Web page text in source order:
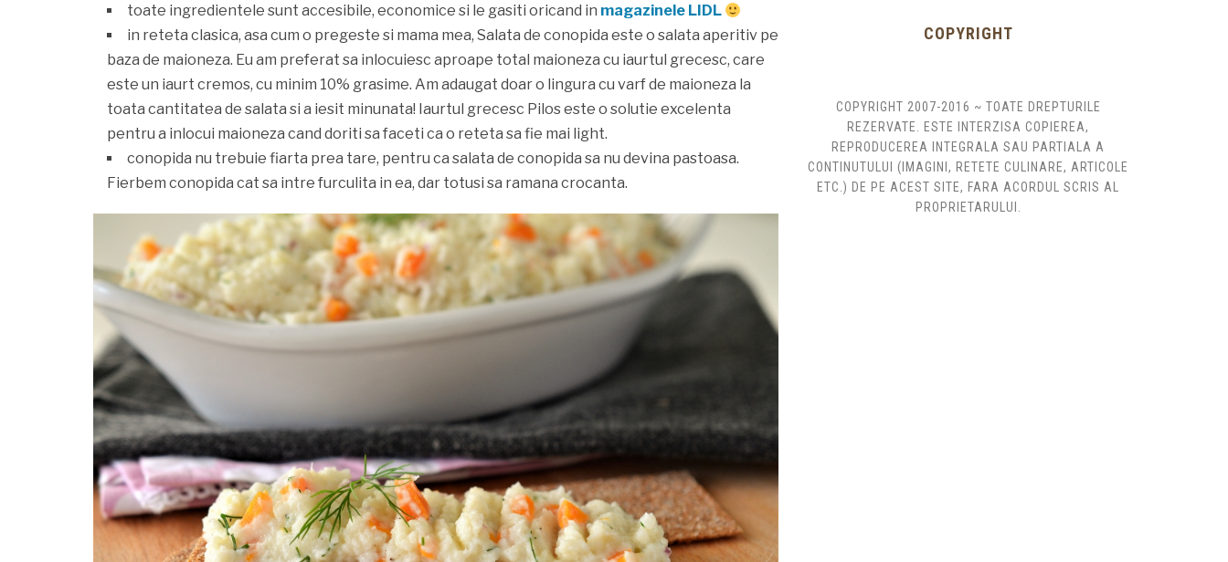
toate ingredientele sunt accesibile, economice si le gasiti oricand in magazinele LIDL
in reteta clasica, asa cum o pregeste si mama mea, Salata de conopida este o salata aperitiv pe
baza de maioneza. Eu am preferat sa inlocuiesc aproape total maioneza cu iaurtul grecesc, care
este un iaurt cremos, cu minim 10% grasime. Am adaugat doar o lingura cu varf de maioneza la
toata cantitatea de salata si a iesit minunata! Iaurtul grecesc Pilos este o solutie excelenta
pentru a inlocui maioneza cand doriti sa faceti ca o reteta sa fie mai light.
conopida nu trebuie fiarta prea tare, pentru ca salata de conopida sa nu devina pastoasa.
Fierbem conopida cat sa intre furculita in ea, dar totusi sa ramana crocanta.
COPYRIGHT
COPYRIGHT 2007-2016 ~ TOATE DREPTURILE
REZERVATE. ESTE INTERZISA COPIEREA,
REPRODUCEREA INTEGRALA SAU PARTIALA A
CONTINUTULUI (IMAGINI, RETETE CULINARE, ARTICOLE
ETC.) DE PE ACEST SITE, FARA ACORDUL SCRIS AL
PROPRIETARULUI.